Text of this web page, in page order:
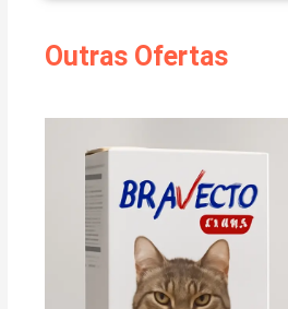
Outras Ofertas